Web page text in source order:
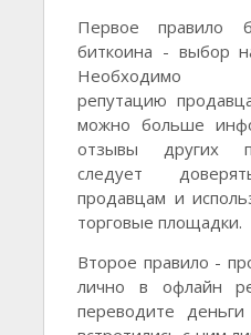
Первое правило
биткоина - выбор
Необходимо
репутацию
можно больше
отзывы других
следует
продавцам и
торговые площадки.
Второе правило -
лично в офлайн
переводите